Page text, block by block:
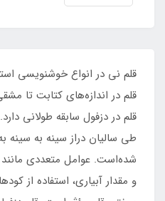
قلم نی در انواع خوشنویسی
قلم در اندازه‌های کتابت تا
قلم در دزفول سابقه طولانی
طی سالیان دراز سینه به
شده‌است. عوامل متعددی
و مقدار آبیاری، استفاده از